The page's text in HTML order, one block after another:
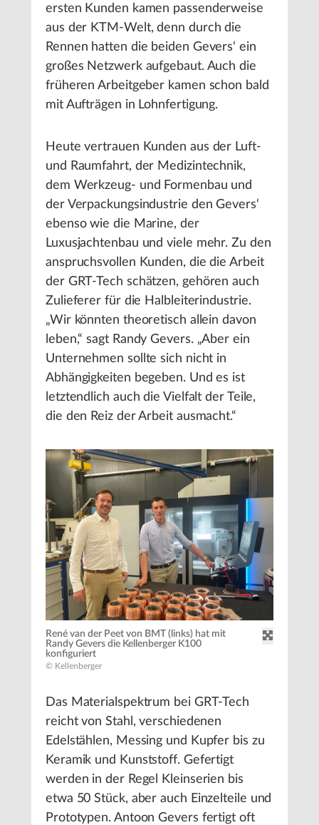
ersten Kunden kamen passenderweise
aus der KTM-Welt, denn durch die
Rennen hatten die beiden Gevers‘ ein
großes Netzwerk aufgebaut. Auch die
früheren Arbeitgeber kamen schon bald
mit Aufträgen in Lohnfertigung.
Heute vertrauen Kunden aus der Luft-
und Raumfahrt, der Medizintechnik,
dem Werkzeug- und Formenbau und
der Verpackungsindustrie den Gevers‘
ebenso wie die Marine, der
Luxusjachtenbau und viele mehr. Zu den
anspruchsvollen Kunden, die die Arbeit
der GRT-Tech schätzen, gehören auch
Zulieferer für die Halbleiterindustrie.
„Wir könnten theoretisch allein davon
leben,“ sagt Randy Gevers. „Aber ein
Unternehmen sollte sich nicht in
Abhängigkeiten begeben. Und es ist
letztendlich auch die Vielfalt der Teile,
die den Reiz der Arbeit ausmacht.“
René van der Peet von BMT (links) hat mit
Randy Gevers die Kellenberger K100
konfiguriert
© Kellenberger
Das Materialspektrum bei GRT-Tech
reicht von Stahl, verschiedenen
Edelstählen, Messing und Kupfer bis zu
Keramik und Kunststoff. Gefertigt
werden in der Regel Kleinserien bis
etwa 50 Stück, aber auch Einzelteile und
Prototypen. Antoon Gevers fertigt oft